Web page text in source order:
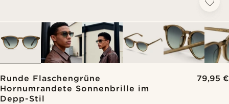
Runde Flaschengrüne
Hornumrandete Sonnenbrille im
Depp-Stil
79,95 €